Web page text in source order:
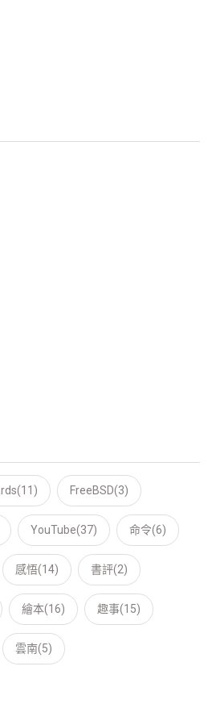
FreeBSD(3)
YouTube(37) 命令(6)
感悟(14) 書評(2)
繪本(16) 趣事(15)
雲南(5)